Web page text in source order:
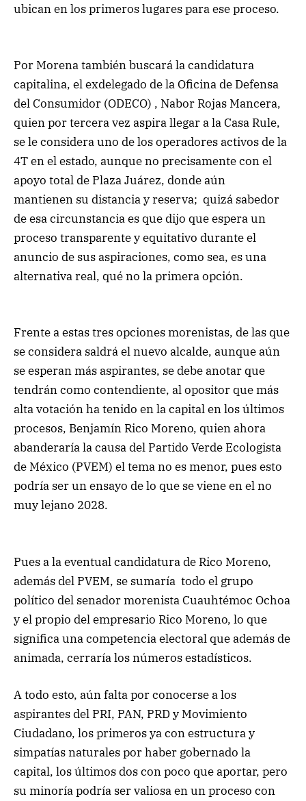
ubican en los primeros lugares para ese proceso.
Por Morena también buscará la candidatura
capitalina, el exdelegado de la Oficina de Defensa
del Consumidor (ODECO) , Nabor Rojas Mancera,
quien por tercera vez aspira llegar a la Casa Rule,
se le considera uno de los operadores activos de la
4T en el estado, aunque no precisamente con el
apoyo total de Plaza Juárez, donde aún
mantienen su distancia y reserva; quizá sabedor
de esa circunstancia es que dijo que espera un
proceso transparente y equitativo durante el
anuncio de sus aspiraciones, como sea, es una
alternativa real, qué no la primera opción.
Frente a estas tres opciones morenistas, de las que
se considera saldrá el nuevo alcalde, aunque aún
se esperan más aspirantes, se debe anotar que
tendrán como contendiente, al opositor que más
alta votación ha tenido en la capital en los últimos
procesos, Benjamín Rico Moreno, quien ahora
abanderaría la causa del Partido Verde Ecologista
de México (PVEM) el tema no es menor, pues esto
podría ser un ensayo de lo que se viene en el no
muy lejano 2028.
Pues a la eventual candidatura de Rico Moreno,
además del PVEM, se sumaría todo el grupo
político del senador morenista Cuauhtémoc Ochoa
y el propio del empresario Rico Moreno, lo que
significa una competencia electoral que además de
animada, cerraría los números estadísticos.
A todo esto, aún falta por conocerse a los
aspirantes del PRI, PAN, PRD y Movimiento
Ciudadano, los primeros ya con estructura y
simpatías naturales por haber gobernado la
capital, los últimos dos con poco que aportar, pero
su minoría podría ser valiosa en un proceso con